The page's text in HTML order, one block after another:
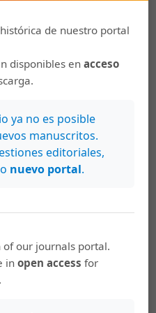
tradicional
de Cultura y
y Conservación del
Imprenta Nacional.
San José:
de Costa
Cambridge:
de nuestro portal
disponibles enacceso
ya no es posible
manuscritos.
editoriales,
nuevo portal.
of our journals portal.
inopen access for